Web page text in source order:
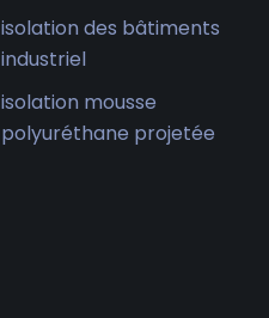
isolation des bâtiments
industriel
isolation mousse
polyuréthane projetée